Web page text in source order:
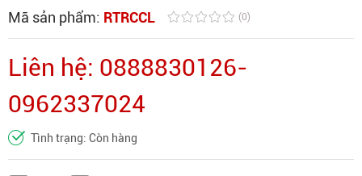
Mã sản phẩm: RTRCCL (0)
Liên hệ: 0888830126-
0962337024
Tình trạng: Còn hàng